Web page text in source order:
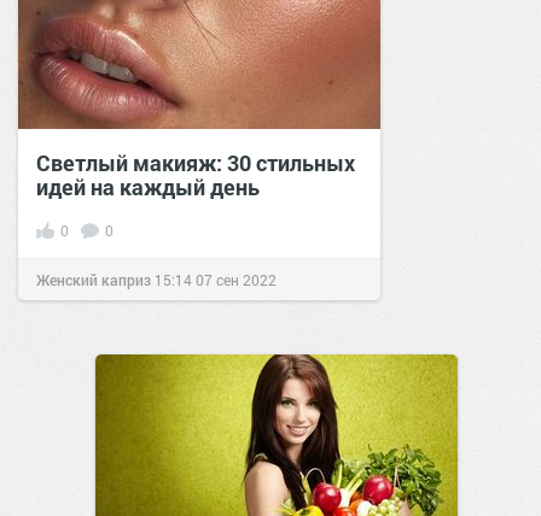
Светлый макияж: 30 стильных
идей на каждый день
0 0
Женский каприз 15:1407 сен 2022